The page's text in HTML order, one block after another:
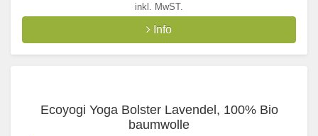
inkl. MwST.
Info
Ecoyogi Yoga Bolster Lavendel, 100% Bio
baumwolle